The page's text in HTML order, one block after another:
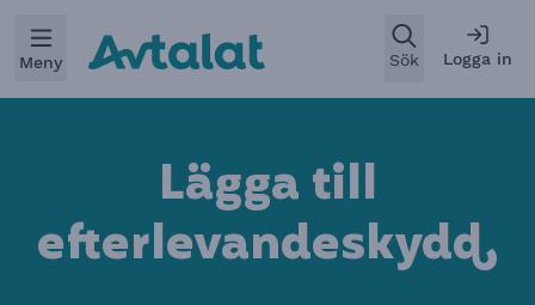
Meny
Öppna
Sök Logga in
Lägga till
efterlevandeskydd